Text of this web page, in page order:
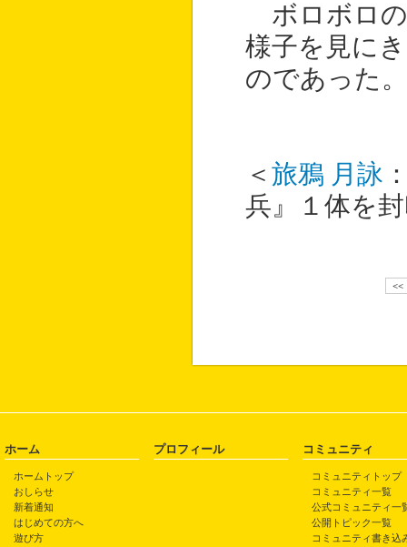
ボロボロの
様子を見に
のであった。
＜ 旅鴉 月詠
兵』１体を
<<
ホーム
ホームトップ
おしらせ
新着通知
はじめての方へ
遊び方
プロフィール コミュニティ
コミュニティトップ
コミュニティ一覧
公式コミュニティ一
公開トピック一覧
コミュニティ書き込